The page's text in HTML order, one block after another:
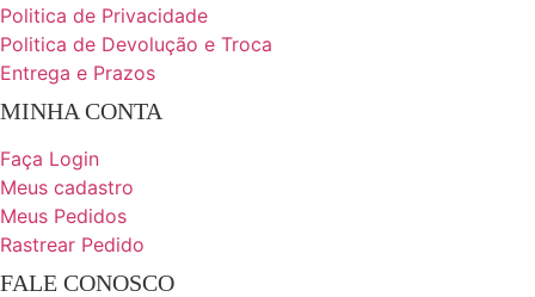
Politica de Privacidade
Politica de Devolução e Troca
Entrega e Prazos
MINHA CONTA
Faça Login
Meus cadastro
Meus Pedidos
Rastrear Pedido
FALE CONOSCO